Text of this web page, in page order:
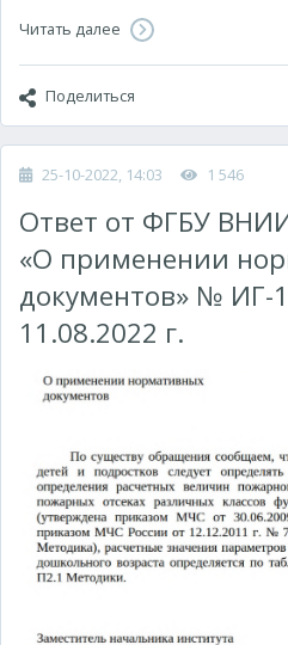
Читать далее
Поделиться
25-10-2022, 14:03 1 546
Ответ от ФГБУ
«О применении
документов» № ИГ-
11.08.2022 г.